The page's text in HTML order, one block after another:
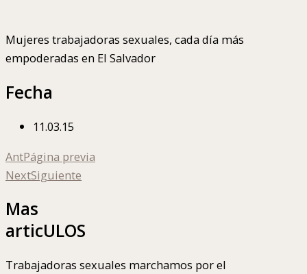
Mujeres trabajadoras sexuales, cada día más
empoderadas en El Salvador
Fecha
11.03.15
AntPágina previa
NextSiguiente
Mas
articULOS
Trabajadoras sexuales marchamos por el